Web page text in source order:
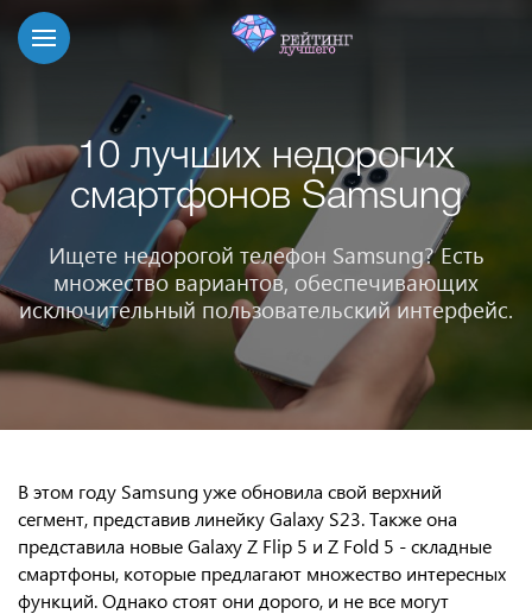
10 лучших недорогих
смартфонов Samsung
Ищете недорогой телефон Samsung? Есть
множество вариантов, обеспечивающих
исключительный пользовательский интерфейс.
В этом году Samsung уже обновила свой верхний
сегмент, представив линейку Galaxy S23. Также она
представила новые Galaxy Z Flip 5 и Z Fold 5 - складные
смартфоны, которые предлагают множество интересных
функций. Однако стоят они дорого, и не все могут